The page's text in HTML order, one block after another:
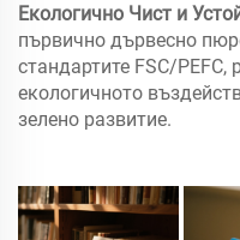
Екологично Чист и
първично дървесно
стандартите FSC/
екологичното
зелено развитие.